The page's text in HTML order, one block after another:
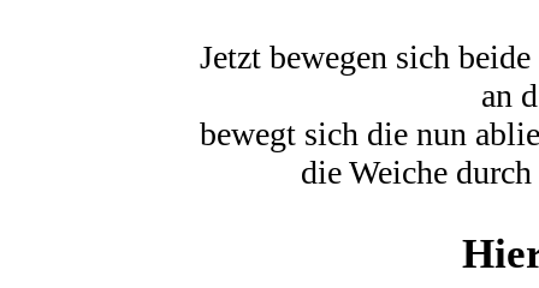
Jetzt bewegen sich
an
bewegt sich die nun
die Weiche